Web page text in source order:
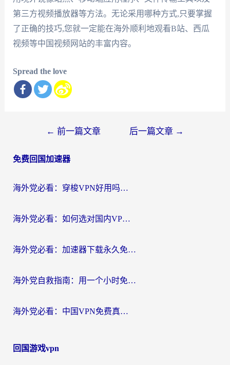
第三方视频播放器等方法。无论采用哪种方式,只要掌握
了正确的技巧,您就一定能在海外顺利地观看B站、西瓜
视频等中国视频网站的丰富内容。
Spread the love
导
← 前一篇文章 后一篇文章 →
免费回国加速器
海外党必看：穿梭VPN好用吗？和云帆VPN对比哪个回国效果更好？附真实测评+避坑指南
海外党必看：如何选对国内VPN，实现无缝访问国内资源？
海外党必看：加速器下载永久免费版真的存在吗？教你无缝访问国内资源的正确姿势
海外党自救指南：用一个小时免费加速器，轻松打破国内资源访问壁垒？
海外党必看：中国VPN免费真的靠谱吗？手把手教你选对回国加速器
回国游戏vpn